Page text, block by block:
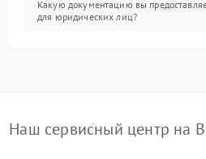
Какую документацию вы
для юридических лиц?
Наш сервисный центр на